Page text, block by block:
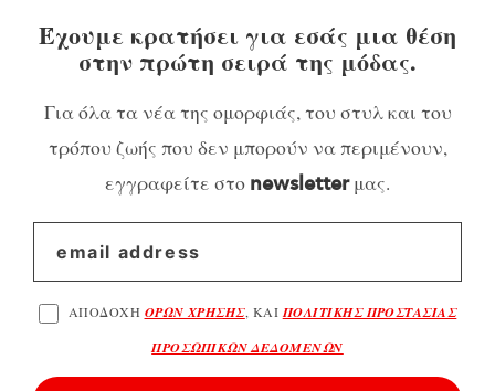
Έχουμε κρατήσει για εσάς μια θέση
στην πρώτη σειρά της μόδας.
Για όλα τα νέα της ομορφιάς, του στυλ και του
τρόπου ζωής που δεν μπορούν να περιμένουν,
εγγραφείτε στο newsletterμας.
ΑΠΟΔΟΧΗ ΟΡΩΝ ΧΡΗΣΗΣ, ΚΑΙΠΟΛΙΤΙΚΗΣ ΠΡΟΣΤΑΣΙΑΣ
ΠΡΟΣΩΠΙΚΩΝ ΔΕΔΟΜΕΝΩΝ